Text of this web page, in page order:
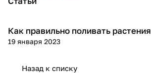
Посадка и уход
Как правильно поливать растения
19 января 2023
Назад к списку